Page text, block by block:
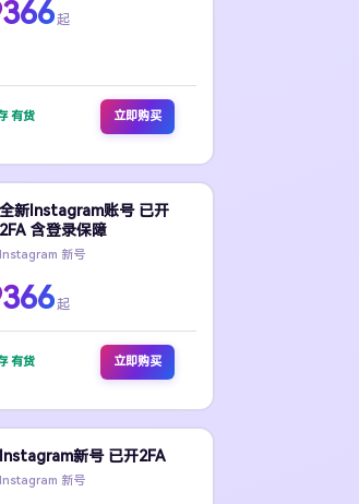
起
有货 立即购买
全新Instagram账号 已开
2FA 含登录保障
Instagram 新号
起
有货 立即购买
Instagram新号 已开2FA
Instagram 新号